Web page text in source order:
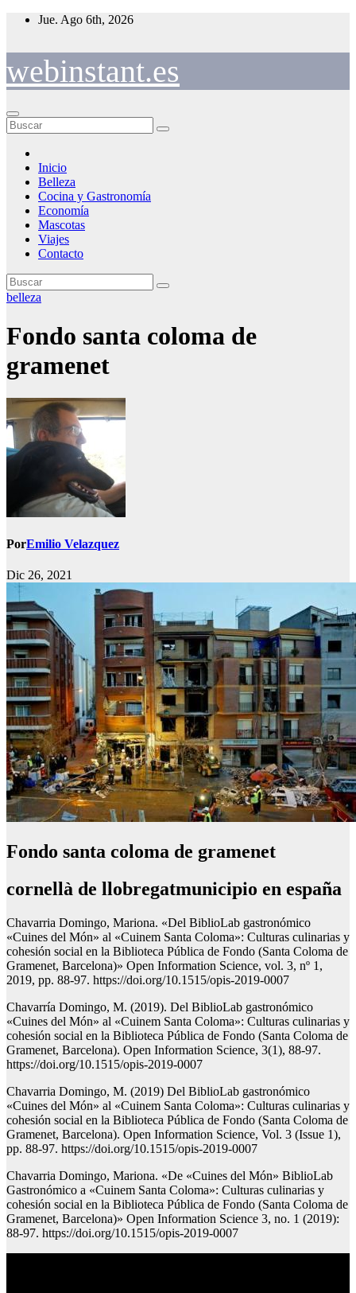
Saltar
Jue. Ago 6th, 2026
webinstant.es
Inicio
Belleza
Cocina y Gastronomía
Economía
Mascotas
Viajes
Contacto
belleza
Fondo santa coloma de
gramenet
PorEmilio Velazquez
Dic 26, 2021
Fondo santa coloma de gramenet
cornellà de llobregatmunicipio en españa
Chavarria Domingo, Mariona. «Del BiblioLab gastronómico
«Cuines del Món» al «Cuinem Santa Coloma»: Culturas culinarias y
cohesión social en la Biblioteca Pública de Fondo (Santa Coloma de
Gramenet, Barcelona)» Open Information Science, vol. 3, nº 1,
2019, pp. 88-97. https://doi.org/10.1515/opis-2019-0007
Chavarría Domingo, M. (2019). Del BiblioLab gastronómico
«Cuines del Món» al «Cuinem Santa Coloma»: Culturas culinarias y
cohesión social en la Biblioteca Pública de Fondo (Santa Coloma de
Gramenet, Barcelona). Open Information Science, 3(1), 88-97.
https://doi.org/10.1515/opis-2019-0007
Chavarria Domingo, M. (2019) Del BiblioLab gastronómico
«Cuines del Món» al «Cuinem Santa Coloma»: Culturas culinarias y
cohesión social en la Biblioteca Pública de Fondo (Santa Coloma de
Gramenet, Barcelona). Open Information Science, Vol. 3 (Issue 1),
pp. 88-97. https://doi.org/10.1515/opis-2019-0007
Chavarria Domingo, Mariona. «De «Cuines del Món» BiblioLab
Gastronómico a «Cuinem Santa Coloma»: Culturas culinarias y
cohesión social en la Biblioteca Pública de Fondo (Santa Coloma de
Gramenet, Barcelona)» Open Information Science 3, no. 1 (2019):
88-97. https://doi.org/10.1515/opis-2019-0007